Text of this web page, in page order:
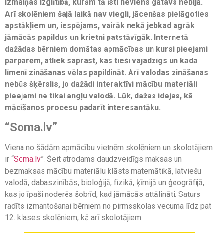
izmaiņas izglītībā, kurām tā īsti neviens gatavs nebija.
Arī skolēniem šajā laikā nav viegli, jācenšas pielāgoties
apstākļiem un, iespējams, vairāk nekā jebkad agrāk
jāmācās papildus un krietni patstāvīgāk. Internetā
dažādas bērniem domātas apmācības un kursi pieejami
pārpārēm, atliek saprast, kas tieši vajadzīgs un kādā
līmenī zināšanas vēlas papildināt. Arī valodas zināšanas
nebūs šķērslis, jo dažādi interaktīvi mācību materiāli
pieejami ne tikai angļu valodā. Lūk, dažas idejas, kā
mācīšanos procesu padarīt interesantāku.
“Soma.lv”
Viena no šādām apmācību vietnēm skolēniem un skolotājiem
ir “Soma.lv”. Šeit atrodams daudzveidīgs maksas un
bezmaksas mācību materiālu klāsts matemātikā, latviešu
valodā, dabaszinībās, bioloģijā, fizikā, ķīmijā un ģeogrāfijā,
kas jo īpaši noderēs šobrīd, kad jāmācās attālināti. Saturs
radīts izmantošanai bērniem no pirmsskolas vecuma līdz pat
12. klases skolēniem, kā arī skolotājiem.